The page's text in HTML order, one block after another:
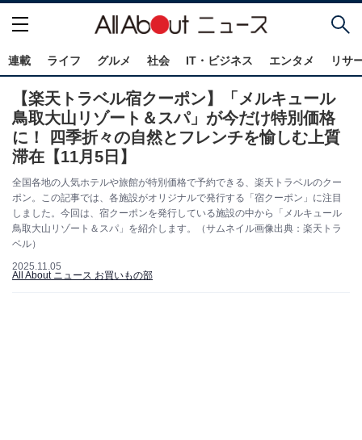
連載 ライフ グルメ 社会 IT・ビジネス エンタメ リサ
【楽天トラベル宿クーポン】「メルキュール
鳥取大山リゾート＆スパ」が今だけ特別価格
に！ 四季折々の自然とフレンチを愉しむ上質
滞在【11月5日】
全国各地の人気ホテルや旅館が特別価格で予約できる、楽天トラベルのクー
ポン。この記事では、各施設がオリジナルで発行する「宿クーポン」に注目
しました。今回は、宿クーポンを発行している施設の中から「メルキュール
鳥取大山リゾート＆スパ」を紹介します。（サムネイル画像出典：楽天トラ
ベル）
2025.11.05
All About ニュース お買いもの部